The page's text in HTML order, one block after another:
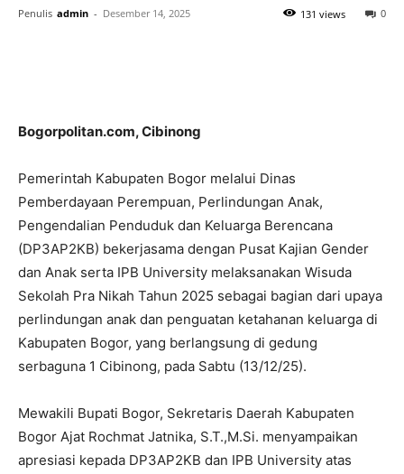
Penulis admin - Desember 14, 2025 0
131 views
Bogorpolitan.com, Cibinong
Pemerintah Kabupaten Bogor melalui Dinas
Pemberdayaan Perempuan, Perlindungan Anak,
Pengendalian Penduduk dan Keluarga Berencana
(DP3AP2KB) bekerjasama dengan Pusat Kajian Gender
dan Anak serta IPB University melaksanakan Wisuda
Sekolah Pra Nikah Tahun 2025 sebagai bagian dari upaya
perlindungan anak dan penguatan ketahanan keluarga di
Kabupaten Bogor, yang berlangsung di gedung
serbaguna 1 Cibinong, pada Sabtu (13/12/25).
Mewakili Bupati Bogor, Sekretaris Daerah Kabupaten
Bogor Ajat Rochmat Jatnika, S.T.,M.Si. menyampaikan
apresiasi kepada DP3AP2KB dan IPB University atas